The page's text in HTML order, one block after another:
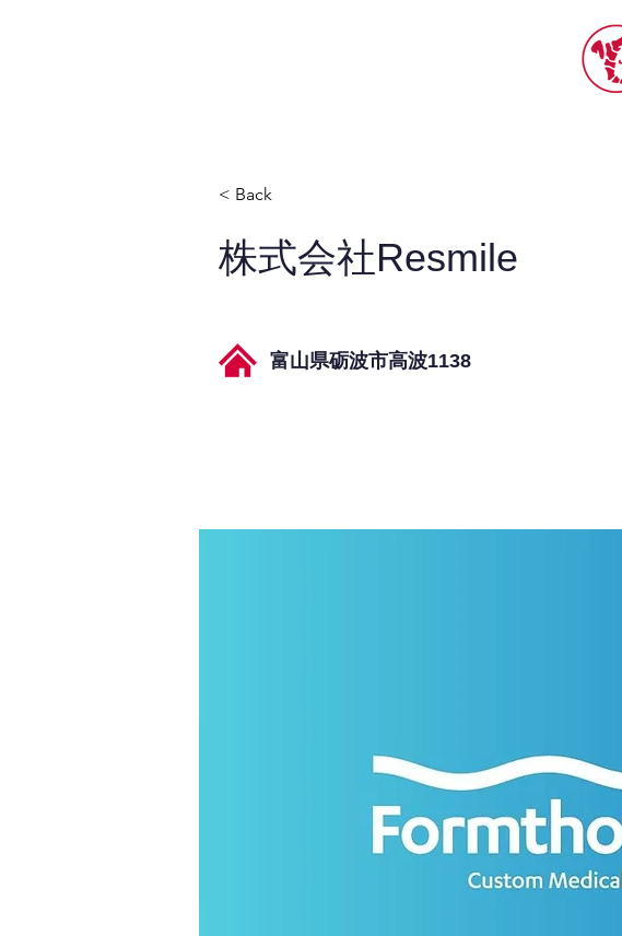
< Back
株式会社Resmile
富山県砺波市高波1138